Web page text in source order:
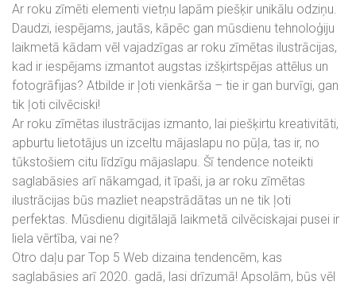
Ar roku zīmēti elementi vietņu lapām piešķir unikālu odziņu.
Daudzi, iespējams, jautās, kāpēc gan mūsdienu tehnoloģiju
laikmetā kādam vēl vajadzīgas ar roku zīmētas ilustrācijas,
kad ir iespējams izmantot augstas izšķirtspējas attēlus un
fotogrāfijas? Atbilde ir ļoti vienkārša – tie ir gan burvīgi, gan
tik ļoti cilvēciski!
Ar roku zīmētas ilustrācijas izmanto, lai piešķirtu kreativitāti,
apburtu lietotājus un izceltu mājaslapu no pūļa, tas ir, no
tūkstošiem citu līdzīgu mājaslapu. Šī tendence noteikti
saglabāsies arī nākamgad, it īpaši, ja ar roku zīmētas
ilustrācijas būs mazliet neapstrādātas un ne tik ļoti
perfektas. Mūsdienu digitālajā laikmetā cilvēciskajai pusei ir
liela vērtība, vai ne?
Otro daļu par Top 5 Web dizaina tendencēm, kas
saglabāsies arī 2020. gadā, lasi drīzumā! Apsolām, būs vēl